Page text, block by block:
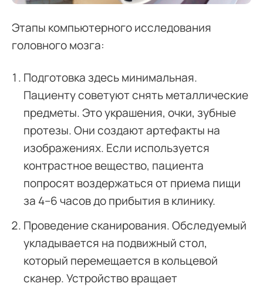
Этапы компьютерного исследования
головного мозга:
Подготовка здесь минимальная.
Пациенту советуют снять металлические
предметы. Это украшения, очки, зубные
протезы. Они создают артефакты на
изображениях. Если используется
контрастное вещество, пациента
попросят воздержаться от приема пищи
за 4–6 часов до прибытия в клинику.
Проведение сканирования. Обследуемый
укладывается на подвижный стол,
который перемещается в кольцевой
сканер. Устройство вращает